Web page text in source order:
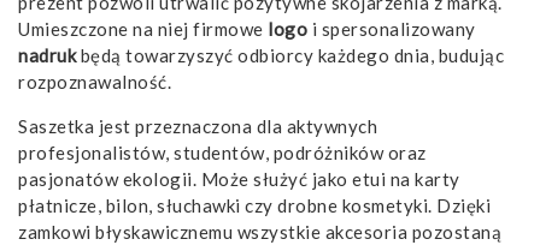
Umieszczone na niej firmowe logo i spersonalizowany
nadrukbędą towarzyszyć odbiorcy każdego dnia, budując
rozpoznawalność.
Saszetka jest przeznaczona dla aktywnych
profesjonalistów, studentów, podróżników oraz
pasjonatów ekologii. Może służyć jako etui na karty
płatnicze, bilon, słuchawki czy drobne kosmetyki. Dzięki
zamkowi błyskawicznemu wszystkie akcesoria pozostaną